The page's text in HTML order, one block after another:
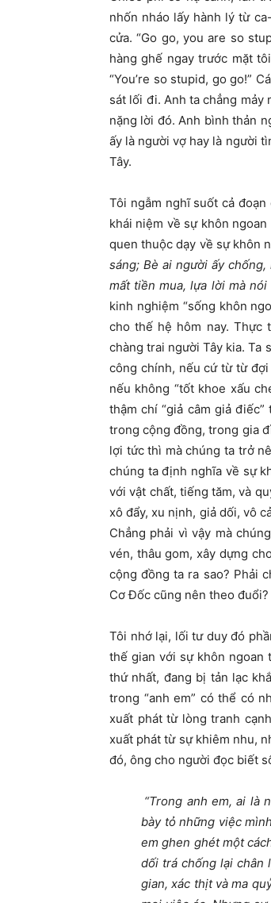
Nam
nhốn nháo lấy hành lý từ
cửa. “Go go, you are so
hàng ghế ngay trước mặt
“You’re so stupid, go go!”
sát lối đi. Anh ta chẳng mảy
nặng lời đó. Anh bình thản
ấy là người vợ hay là người
Tây.
Tôi ngẫm nghĩ suốt cả
khái niệm về sự khôn
quen thuộc dạy về sự khôn
sáng; Bè ai người ấy
mất tiền mua, lựa lời mà
kinh nghiệm “sống khôn
cho thế hệ hôm nay. Thực
chàng trai người Tây kia. Ta
công chính, nếu cứ từ từ
nếu không “tốt khoe xấu
thậm chí “giả câm giả
trong cộng đồng, trong gia
lợi tức thì mà chúng ta trở
chúng ta định nghĩa về sự
với vật chất, tiếng tăm, và
xô đẩy, xu nịnh, giả dối, vô
Chẳng phải vì vậy mà
vén, thâu gom, xây dựng
cộng đồng ta ra sao? Phải
Cơ Đốc cũng nên theo đuổi?
Tôi nhớ lại, lối tư duy đó
thế gian với sự khôn ngoan
thứ nhất, đang bị tản lạc
trong “anh em” có thể có
xuất phát từ lòng tranh
xuất phát từ sự khiêm nhu,
đó, ông cho người đọc biết
“Trong anh em, ai là
bày tỏ những việc
em ghen ghét một
dối trá chống lại chân
gian, xác thịt và ma